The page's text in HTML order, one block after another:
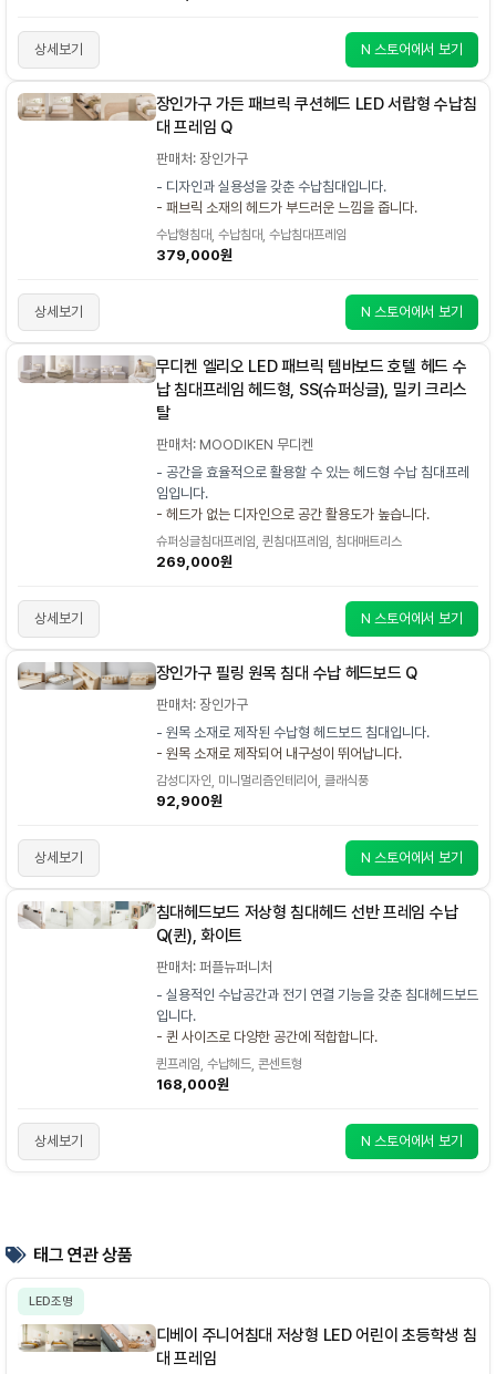
상세보기 N 스토어에서 보기
장인가구 가든 패브릭 쿠션헤드 LED 서랍형 수납침
대 프레임 Q
판매처: 장인가구
- 디자인과 실용성을 갖춘 수납침대입니다.
- 패브릭 소재의 헤드가 부드러운 느낌을 줍니다.
수납형침대, 수납침대, 수납침대프레임
379,000원
상세보기 N 스토어에서 보기
무디켄 엘리오 LED 패브릭 템바보드 호텔 헤드 수
납 침대프레임 헤드형, SS(슈퍼싱글), 밀키 크리스
탈
판매처: MOODIKEN 무디켄
- 공간을 효율적으로 활용할 수 있는 헤드형 수납 침대프레
임입니다.
- 헤드가 없는 디자인으로 공간 활용도가 높습니다.
슈퍼싱글침대프레임, 퀸침대프레임, 침대매트리스
269,000원
상세보기 N 스토어에서 보기
장인가구 필링 원목 침대 수납 헤드보드 Q
판매처: 장인가구
- 원목 소재로 제작된 수납형 헤드보드 침대입니다.
- 원목 소재로 제작되어 내구성이 뛰어납니다.
감성디자인, 미니멀리즘인테리어, 클래식풍
92,900원
상세보기 N 스토어에서 보기
침대헤드보드 저상형 침대헤드 선반 프레임 수납
Q(퀸), 화이트
판매처: 퍼플뉴퍼니처
- 실용적인 수납공간과 전기 연결 기능을 갖춘 침대헤드보드
입니다.
- 퀸 사이즈로 다양한 공간에 적합합니다.
퀸프레임, 수납헤드, 콘센트형
168,000원
상세보기 N 스토어에서 보기
태그 연관 상품
LED조명
디베이 주니어침대 저상형 LED 어린이 초등학생 침
대 프레임